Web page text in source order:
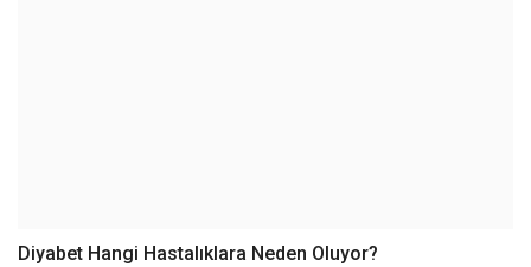
Diyabet Hangi Hastalıklara Neden Oluyor?